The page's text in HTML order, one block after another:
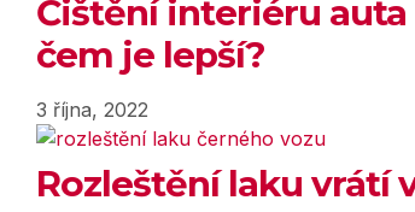
Čištění interiéru
čem je lepší?
3 října, 2022
Rozleštění laku vrátí